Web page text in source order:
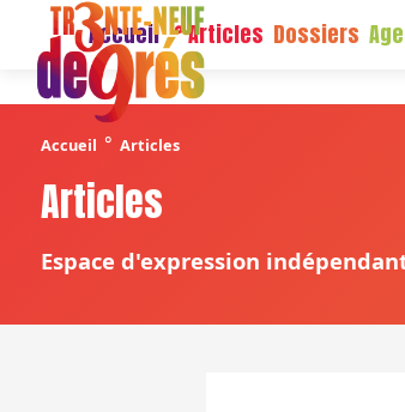
Accueil Articles Dossiers
Accueil ° Articles
Articles
Espace d'expression